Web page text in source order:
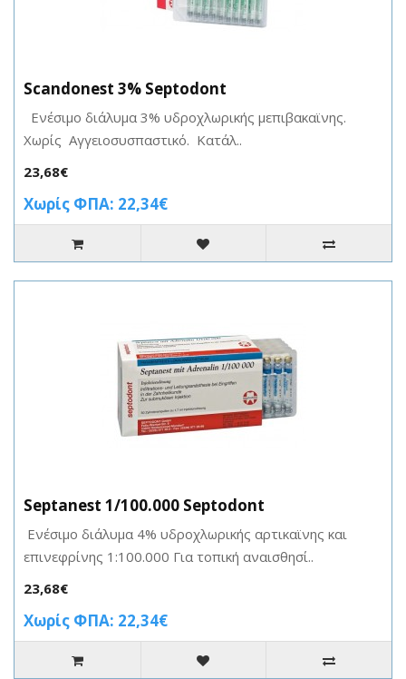
Scandonest 3% Septodont
Ενέσιμο διάλυμα 3% υδροχλωρικής μεπιβακαϊνης.
Χωρίς Αγγειοσυσπαστικό. Κατάλ..
23,68€
Χωρίς ΦΠΑ: 22,34€
Septanest 1/100.000 Septodont
Ενέσιμο διάλυμα 4% υδροχλωρικής αρτικαϊνης και
επινεφρίνης 1:100.000 Για τοπική αναισθησί..
23,68€
Χωρίς ΦΠΑ: 22,34€